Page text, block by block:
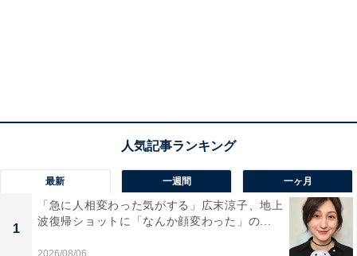
最新 一週間 一ヶ月
1
「急に人相変わった気がする」広末涼子、地上
波復帰ショットに「なんか顔変わった」の...